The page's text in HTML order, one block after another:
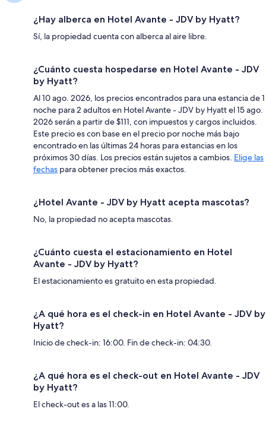
¿Hay alberca en Hotel Avante - JDV by Hyatt?
Sí, la propiedad cuenta con alberca al aire libre.
¿Cuánto cuesta hospedarse en Hotel Avante - JDV
by Hyatt?
Al 10 ago. 2026, los precios encontrados para una estancia de 1
noche para 2 adultos en Hotel Avante - JDV by Hyatt el 15 ago.
2026 serán a partir de $111, con impuestos y cargos incluidos.
Este precio es con base en el precio por noche más bajo
encontrado en las últimas 24 horas para estancias en los
próximos 30 días. Los precios están sujetos a cambios. Elige las
fechas para obtener precios más exactos.
¿Hotel Avante - JDV by Hyatt acepta mascotas?
No, la propiedad no acepta mascotas.
¿Cuánto cuesta el estacionamiento en Hotel
Avante - JDV by Hyatt?
El estacionamiento es gratuito en esta propiedad.
¿A qué hora es el check-in en Hotel Avante - JDV by
Hyatt?
Inicio de check-in: 16:00. Fin de check-in: 04:30.
¿A qué hora es el check-out en Hotel Avante - JDV
by Hyatt?
El check-out es a las 11:00.